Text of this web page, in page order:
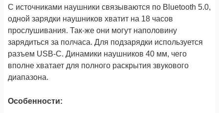
С источниками наушники связываются по Bluetooth 5.0,
одной зарядки наушников хватит на 18 часов
прослушивания. Так-же они могут наполовину
зарядиться за полчаса. Для подзарядки используется
разъем USB-C. Динамики наушников 40 мм, чего
вполне хватает для полного раскрытия звукового
диапазона.
Особенности: